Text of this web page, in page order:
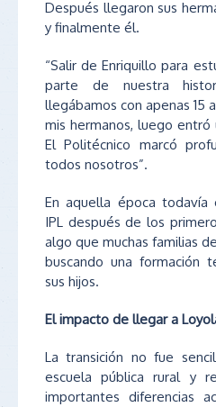
Después llegaron sus
y finalmente él.
“Salir de Enriquillo para
parte de nuestra
llegábamos con apenas 15
mis hermanos, luego entró
El Politécnico marcó
todos nosotros”.
En aquella época
IPL después de los
algo que muchas familias
buscando una formación
sus hijos.
El impacto de llegar a
La transición no fue
escuela pública rural y
importantes diferencias